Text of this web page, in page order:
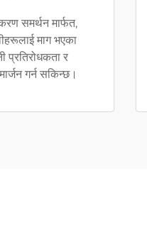
समर्थन मार्फत,
माग भएका
प्रतिरोधकता र
गर्न सकिन्छ।